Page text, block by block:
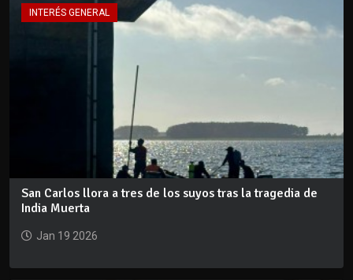
INTERÉS GENERAL
San Carlos llora a tres de los suyos tras la tragedia de
India Muerta
Jan 19 2026